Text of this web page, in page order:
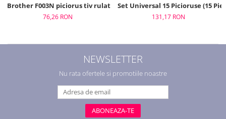
Brother F003N piciorus tiv rulat ingust (5mm)
76,26 RON
Set Universal 15 Picioruse (15
131,17 RON
NEWSLETTER
Nu rata ofertele si promotiile noastre